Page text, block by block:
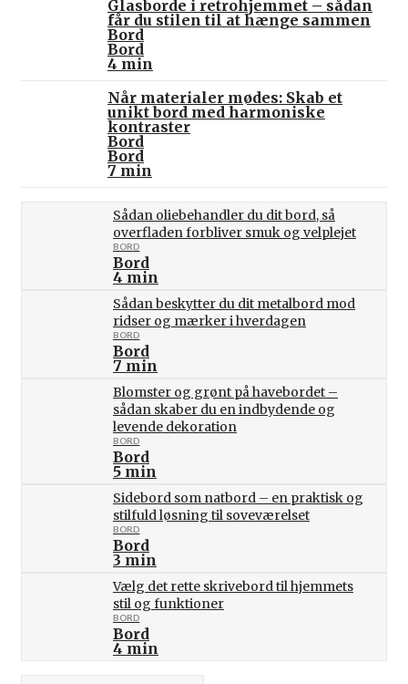
Glasborde i retrohjemmet – sådan
får du stilen til at hænge sammen
Bord
Bord
4 min
Når materialer mødes: Skab et
unikt bord med harmoniske
kontraster
Bord
Bord
7 min
Sådan oliebehandler du dit bord, så
overfladen forbliver smuk og velplejet
BORD
Bord
4 min
Sådan beskytter du dit metalbord mod
ridser og mærker i hverdagen
BORD
Bord
7 min
Blomster og grønt på havebordet –
sådan skaber du en indbydende og
levende dekoration
BORD
Bord
5 min
Sidebord som natbord – en praktisk og
stilfuld løsning til soveværelset
BORD
Bord
3 min
Vælg det rette skrivebord til hjemmets
stil og funktioner
BORD
Bord
4 min